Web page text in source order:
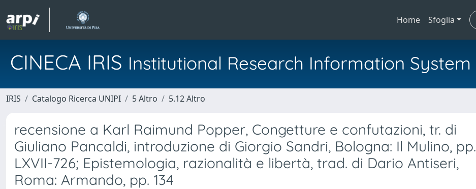
Home Sfoglia
CINECA IRIS Institutional Research Information System
IRIS Catalogo Ricerca UNIPI 5 Altro 5.12 Altro
recensione a Karl Raimund Popper, Congetture e confutazioni, tr. di
Giuliano Pancaldi, introduzione di Giorgio Sandri, Bologna: Il Mulino, pp.
LXVII-726; Epistemologia, razionalità e libertà, trad. di Dario Antiseri,
Roma: Armando, pp. 134